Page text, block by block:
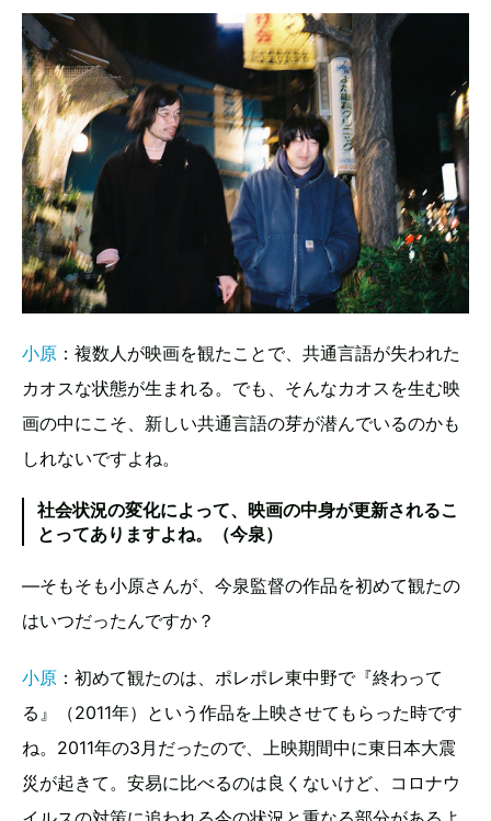
小原 ：複数人が映画を観たことで、共通言語が失われた
カオスな状態が生まれる。でも、そんなカオスを生む映
画の中にこそ、新しい共通言語の芽が潜んでいるのかも
しれないですよね。
社会状況の変化によって、映画の中身が更新されるこ
とってありますよね。（今泉）
―そもそも小原さんが、今泉監督の作品を初めて観たの
はいつだったんですか？
小原 ：初めて観たのは、ポレポレ東中野で『終わって
る』（2011年）という作品を上映させてもらった時です
ね。2011年の3月だったので、上映期間中に東日本大震
災が起きて。安易に比べるのは良くないけど、コロナウ